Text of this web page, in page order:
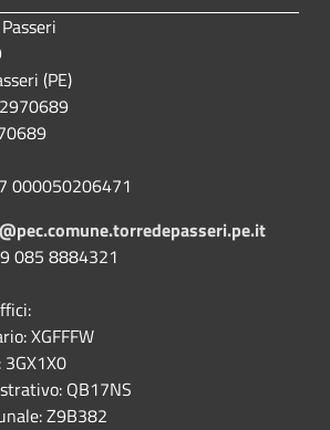
(PE)
000050206471
085 8884321
XGFFFW
QB17NS
Z9B382